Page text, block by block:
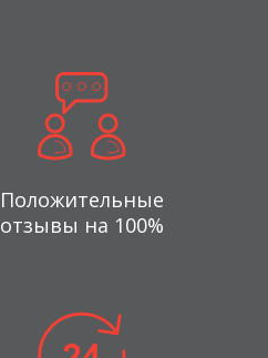
Положительные
отзывы на 100%